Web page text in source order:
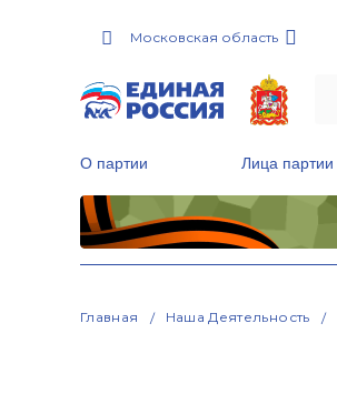
Московская область
О партии Лица партии
Главная Наша Деятельность